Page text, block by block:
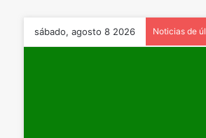
sábado, agosto 8 2026 Noticias de